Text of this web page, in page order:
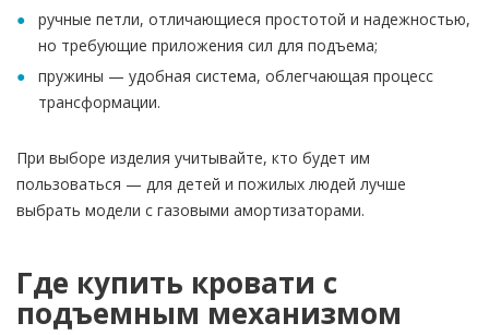
ручные петли, отличающиеся простотой и надежностью,
но требующие приложения сил для подъема;
пружины — удобная система, облегчающая процесс
трансформации.
При выборе изделия учитывайте, кто будет им
пользоваться — для детей и пожилых людей лучше
выбрать модели с газовыми амортизаторами.
Где купить кровати с
подъемным механизмом